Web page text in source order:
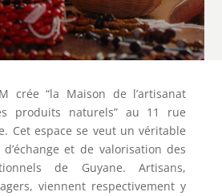
crée “la Maison de l’artisanat
produits naturels” au 11 rue
Cet espace se veut un véritable
et de valorisation des
de Guyane. Artisans,
viennent respectivement y